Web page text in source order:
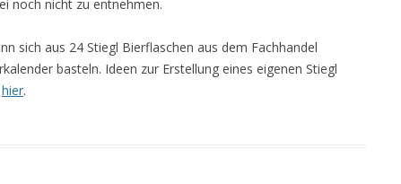
noch nicht zu entnehmen.
sich aus 24 Stiegl Bierflaschen aus dem Fachhandel
basteln. Ideen zur Erstellung eines eigenen Stiegl
hier.